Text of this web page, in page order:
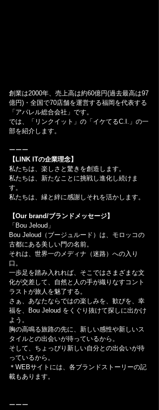
創業は2000年、売上高は約60億円(過去最高は97
億円)・全国で70店舗を運営する福岡を代表する
「アパレル総合会社」です。
では、「リンクイット」の「イケてるC.I.」の一
部を紹介します。
ーーー
【LINK ITの企業理念】
私たちは、楽しさと驚きを創造します。
私たちは、新たなことに挑戦し進化し続けま
す。
私たちは、縁と絆に感謝しそれを活かします。
【Our brand/ブランドメッセージ】
「Bou Jeloud」
Bou Jeloud（ブージュルード）は、モロッコの
古都にある美しい門の名前。
それは、世界一のメディナ（迷路）への入り
口。
一歩足を踏み入れれば、そこではさまざまな文
化が交差して、自然と人の手が織りなすコント
ラストが旅人を魅了する。
さぁ、あなたならではの楽しみを、歓びを、幸
福を、Bou Jeloud をくぐり抜けて探しに出かけ
よう。
胸の高鳴る旅路の先に、新しい感性や新しいス
タイルとの出会いが待っているから。
そして、ちょっぴり新しい自分との出会いが待
っているから。
＊WEBサイトには、各ブランドストーリーの記
載もあります。
ーーー